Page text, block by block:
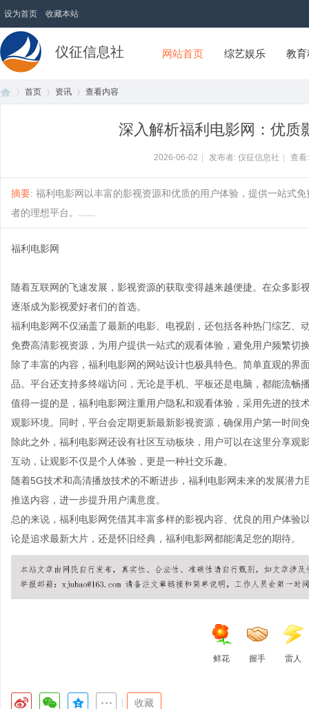
设为首页 收藏本站
仪征信息社 网站首页 综艺娱乐 教
首页 资讯 查看内容
深入解析福利电影网：优质
2026-06-02 发布者: 仪征信息社 查
摘要: 福利电影网以丰富的影视资源和优质的用户体验，提供一站式
者的理想平台。......
福利电影网
随着互联网的飞速发展，影视资源的获取变得越来越便捷。在众多
逐渐成为影视爱好者们的首选。
福利电影网不仅涵盖了最新的电影、电视剧，还包括各种热门综艺、
免费高清影视资源，为用户提供一站式的观看体验，避免用户频繁切
除了丰富的内容，福利电影网的网站设计也极具特色。简单直观的
品。平台还支持多终端访问，无论是手机、平板还是电脑，都能流畅
值得一提的是，福利电影网注重用户隐私和观看体验，采用先进的技
观影环境。同时，平台会定期更新最新影视资源，确保用户第一时间
除此之外，福利电影网还设有社区互动板块，用户可以在这里分享
互动，让观影不仅是个人体验，更是一种社交乐趣。
随着5G技术和高清播放技术的不断进步，福利电影网未来的发展潜
推送内容，进一步提升用户满意度。
总的来说，福利电影网凭借其丰富多样的影视内容、优良的用户体
论是追求最新大片，还是怀旧经典，福利电影网都能满足您的期待。
鲜花 握手 雷人
收藏